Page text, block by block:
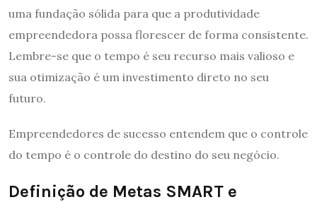
uma fundação sólida para que a produtividade
empreendedora possa florescer de forma consistente.
Lembre-se que o tempo é seu recurso mais valioso e
sua otimização é um investimento direto no seu
futuro.
Empreendedores de sucesso entendem que o controle
do tempo é o controle do destino do seu negócio.
Definição de Metas SMART e